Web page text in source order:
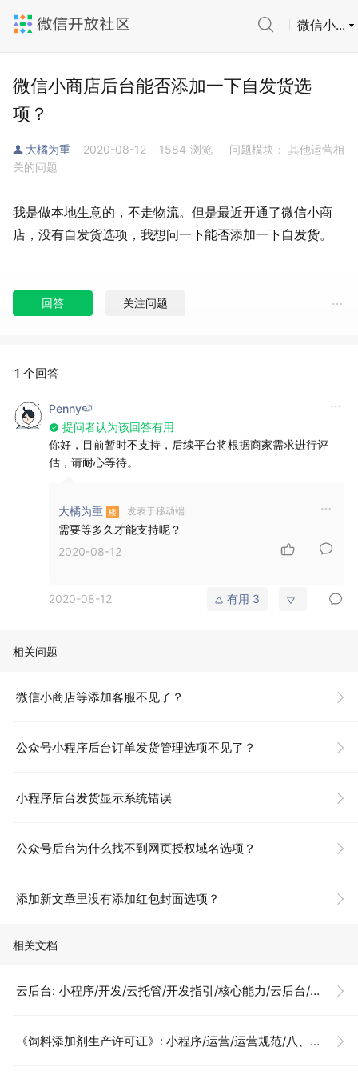
微信小...
微信小商店后台能否添加一下自发货选
项？
大橘为重 2020-08-12 1584 浏览
问题模块： 其他运营相
关的问题
我是做本地生意的，不走物流。但是最近开通了微信小商
店，没有自发货选项，我想问一下能否添加一下自发货。
回答 关注问题
1 个回答
Penny🍉
提问者认为该回答有用
你好，目前暂时不支持，后续平台将根据商家需求进行评
估，请耐心等待。
大橘为重 发表于移动端
需要等多久才能支持呢？
2020-08-12
2020-08-12 有用 3
相关问题
微信小商店等添加客服不见了？
公众号小程序后台订单发货管理选项不见了？
小程序后台发货显示系统错误
公众号后台为什么找不到网页授权域名选项？
添加新文章里没有添加红包封面选项？
相关文档
云后台: 小程序/开发/云托管/开发指引/核心能力/云后台/介绍
《饲料添加剂生产许可证》: 小程序/运营/运营规范/八、小商店特别规范/资质证照示例说明/《饲料添加剂生产许可证》